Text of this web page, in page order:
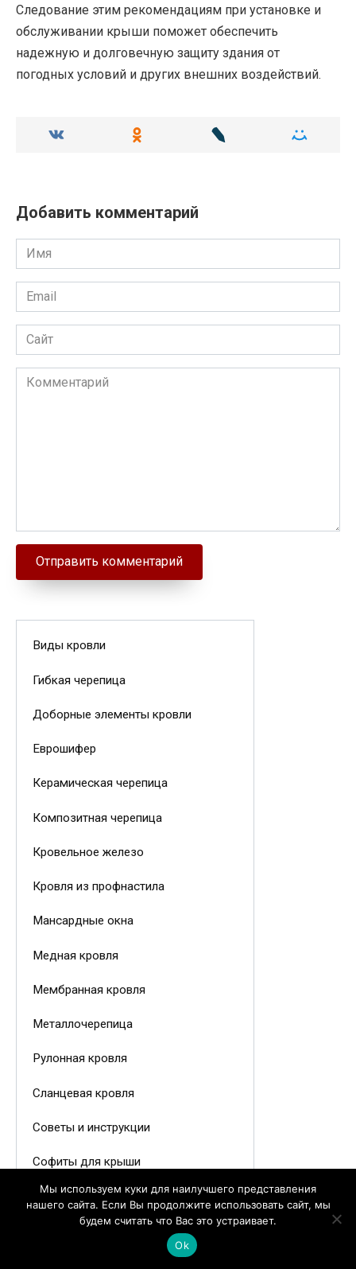
Следование этим рекомендациям при установке и
обслуживании крыши поможет обеспечить
надежную и долговечную защиту здания от
погодных условий и других внешних воздействий.
Добавить комментарий
Имя
Email
Сайт
Комментарий
Виды кровли
Гибкая черепица
Доборные элементы кровли
Еврошифер
Керамическая черепица
Композитная черепица
Кровельное железо
Кровля из профнастила
Мансардные окна
Медная кровля
Мембранная кровля
Металлочерепица
Рулонная кровля
Сланцевая кровля
Советы и инструкции
Софиты для крыши
Утеплитель для кровли
Фальцевая кровля
Мы используем куки для наилучшего представления
нашего сайта. Если Вы продолжите использовать сайт, мы
будем считать что Вас это устраивает.
Ok